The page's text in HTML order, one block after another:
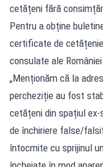
cetățeni fără
Pentru a obține
certificate de
consulate ale
„Menționăm că la
percheziție au fost
cetățeni din spațiul
de închiriere false/
întocmite cu sprijinul